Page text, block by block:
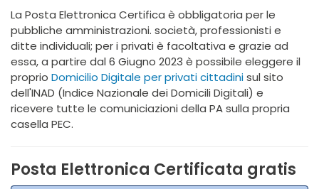
La Posta Elettronica Certifica è obbligatoria per le
pubbliche amministrazioni. società, professionisti e
ditte individuali; per i privati è facoltativa e grazie ad
essa, a partire dal 6 Giugno 2023 è possibile eleggere il
proprio Domicilio Digitale per privati cittadinisul sito
dell'INAD (Indice Nazionale dei Domicili Digitali) e
ricevere tutte le comuniciazioni della PA sulla propria
casella PEC.
Posta Elettronica Certificata gratis